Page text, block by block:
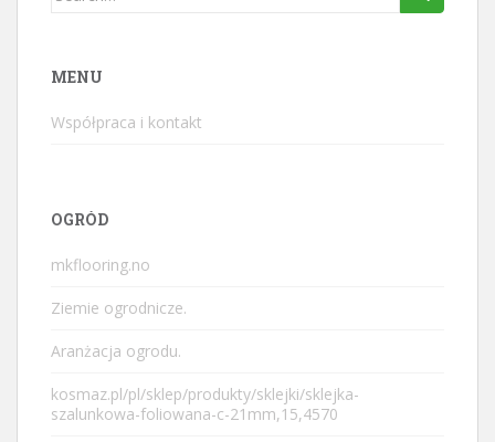
MENU
Współpraca i kontakt
OGRÓD
mkflooring.no
Ziemie ogrodnicze.
Aranżacja ogrodu.
kosmaz.pl/pl/sklep/produkty/sklejki/sklejka-
szalunkowa-foliowana-c-21mm,15,4570